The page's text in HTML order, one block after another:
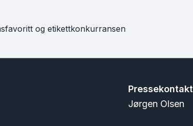
og etikettkonkurransen
Pressekontakt
Jørgen Olsen